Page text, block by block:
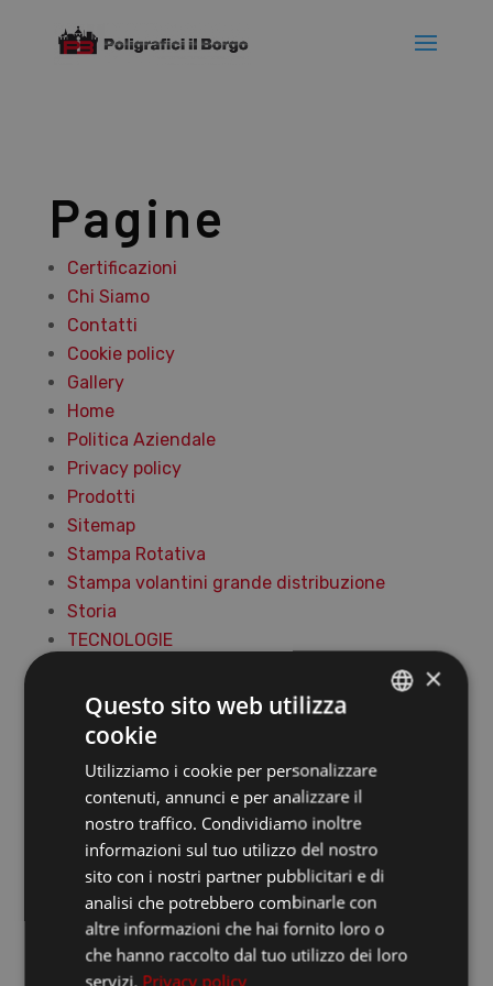
Pagine
Certificazioni
Chi Siamo
Contatti
Cookie policy
Gallery
Home
Politica Aziendale
Privacy policy
Prodotti
Sitemap
Stampa Rotativa
Stampa volantini grande distribuzione
Storia
TECNOLOGIE
Stampa offset a foglio
Stampa roto offset heatset
Articoli
suddivisi per
categoria
FRANCESE
×
Questo sito web utilizza
cookie
Utilizziamo i cookie per personalizzare
contenuti, annunci e per analizzare il
nostro traffico. Condividiamo inoltre
informazioni sul tuo utilizzo del nostro
sito con i nostri partner pubblicitari e di
analisi che potrebbero combinarle con
altre informazioni che hai fornito loro o
che hanno raccolto dal tuo utilizzo dei loro
servizi. Privacy policy